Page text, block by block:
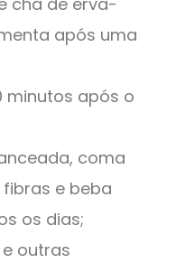
após uma
minutos após o
coma
e beba
os dias;
outras